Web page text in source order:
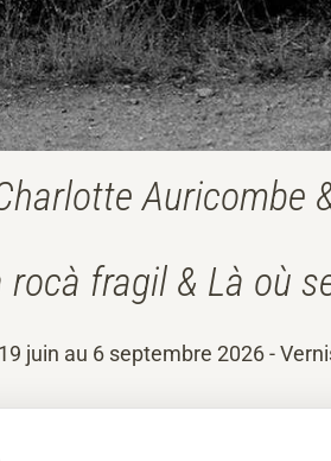
Auricombe
rocà fragil & Là où
juin au 6 septembre 2026 -